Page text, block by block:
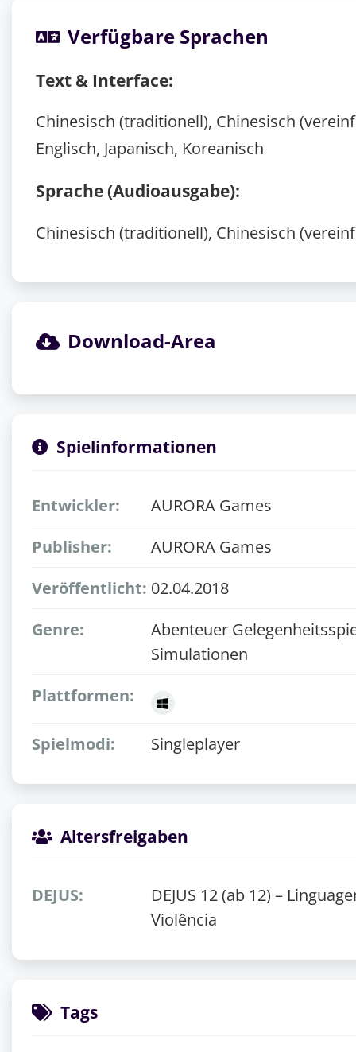
Verfügbare Sprachen
Text & Interface:
Chinesisch (traditionell), Chinesisch
Englisch, Japanisch, Koreanisch
Sprache (Audioausgabe):
Chinesisch (traditionell), Chinesisch
Download-Area
Spielinformationen
Entwickler:
AURORA Games
Publisher:
AURORA Games
Veröffentlicht: 02.04.2018
Genre:
Abenteuer
Simulationen
Plattformen:
Spielmodi: Singleplayer
Altersfreigaben
DEJUS:
DEJUS 12 (ab 12) –
Violência
Tags